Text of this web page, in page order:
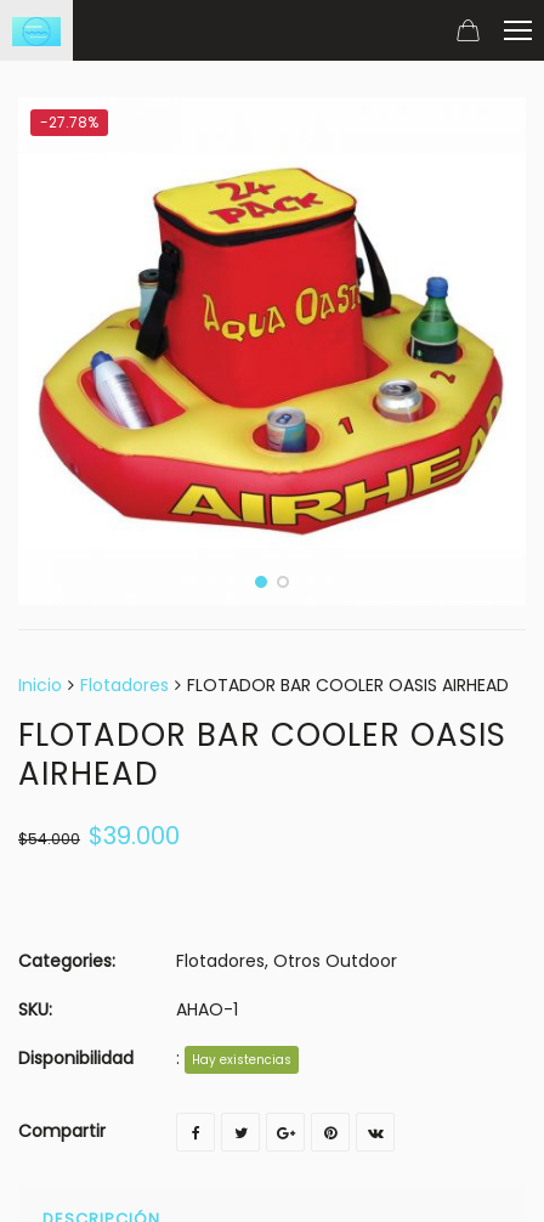
-27.78%
Inicio Flotadores FLOTADOR BAR COOLER OASIS AIRHEAD
FLOTADOR BAR COOLER OASIS
AIRHEAD
$54.000 $39.000
Categories: Flotadores, Otros Outdoor
SKU:
AHAO-1
Disponibilidad
: Hay existencias
Compartir